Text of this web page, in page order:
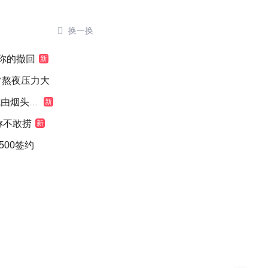
 换一换
的撤回 新
夜压力大
头引起 新
不敢捞 新
签约